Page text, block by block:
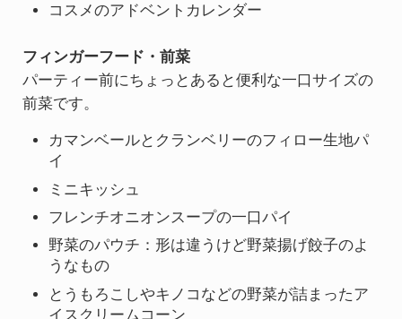
コスメのアドベントカレンダー
フィンガーフード・前菜
パーティー前にちょっとあると便利な一口サイズの
前菜です。
カマンベールとクランベリーのフィロー生地パ
イ
ミニキッシュ
フレンチオニオンスープの一口パイ
野菜のパウチ：形は違うけど野菜揚げ餃子のよ
うなもの
とうもろこしやキノコなどの野菜が詰まったア
イスクリームコーン